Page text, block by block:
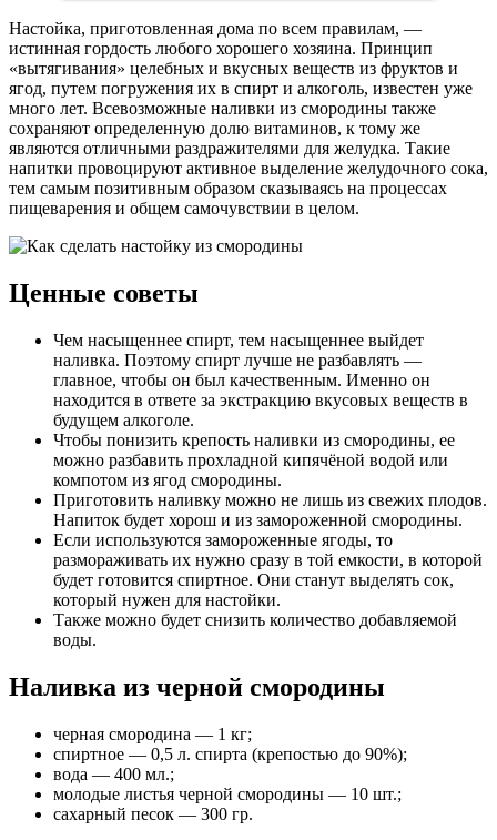
Настойка, приготовленная дома по всем правилам, —
истинная гордость любого хорошего хозяина. Принцип
«вытягивания» целебных и вкусных веществ из фруктов и
ягод, путем погружения их в спирт и алкоголь, известен уже
много лет. Всевозможные наливки из смородины также
сохраняют определенную долю витаминов, к тому же
являются отличными раздражителями для желудка. Такие
напитки провоцируют активное выделение желудочного сока,
тем самым позитивным образом сказываясь на процессах
пищеварения и общем самочувствии в целом.
Ценные советы
Чем насыщеннее спирт, тем насыщеннее выйдет
наливка. Поэтому спирт лучше не разбавлять —
главное, чтобы он был качественным. Именно он
находится в ответе за экстракцию вкусовых веществ в
будущем алкоголе.
Чтобы понизить крепость наливки из смородины, ее
можно разбавить прохладной кипячёной водой или
компотом из ягод смородины.
Приготовить наливку можно не лишь из свежих плодов.
Напиток будет хорош и из замороженной смородины.
Если используются замороженные ягоды, то
размораживать их нужно сразу в той емкости, в которой
будет готовится спиртное. Они станут выделять сок,
который нужен для настойки.
Также можно будет снизить количество добавляемой
воды.
Наливка из черной смородины
черная смородина — 1 кг;
спиртное — 0,5 л. спирта (крепостью до 90%);
вода — 400 мл.;
молодые листья черной смородины — 10 шт.;
сахарный песок — 300 гр.